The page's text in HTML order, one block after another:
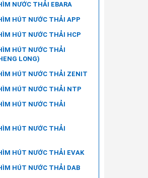
NƯỚC THẢI EBARA
HÚT NƯỚC THẢI APP
HÚT NƯỚC THẢI HCP
HÚT NƯỚC THẢI
LONG)
HÚT NƯỚC THẢI ZENIT
HÚT NƯỚC THẢI NTP
HÚT NƯỚC THẢI
HÚT NƯỚC THẢI
HÚT NƯỚC THẢI EVAK
HÚT NƯỚC THẢI DAB